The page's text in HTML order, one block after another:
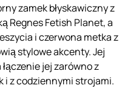
zamek błyskawiczny z
Regnes Fetish Planet, a
i czerwona metka z
stylowe akcenty. Jej
jej zarówno z
i z codziennymi strojami.